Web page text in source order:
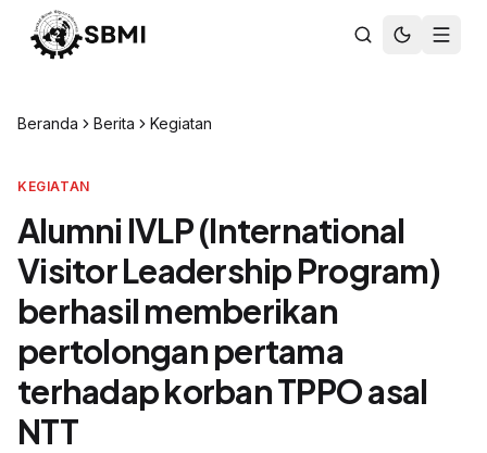
Beranda Berita Kegiatan
KEGIATAN
Alumni IVLP (International
Visitor Leadership Program)
berhasil memberikan
pertolongan pertama
terhadap korban TPPO asal
NTT